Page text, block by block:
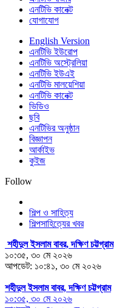
এনটিভি কানেক্ট
যোগাযোগ
English Version
এনটিভি ইউরোপ
এনটিভি অস্ট্রেলিয়া
এনটিভি ইউএই
এনটিভি মালয়েশিয়া
এনটিভি কানেক্ট
ভিডিও
ছবি
এনটিভির অনুষ্ঠান
বিজ্ঞাপন
আর্কাইভ
কুইজ
Follow
শিল্প ও সাহিত্য
শিল্পসাহিত্যের খবর
শহীদুল ইসলাম বাবর, দক্ষিণ চট্টগ্রাম
১০:৩৫, ৩০ মে ২০২৬
আপডেট: ১০:৪১, ৩০ মে ২০২৬
শহীদুল ইসলাম বাবর, দক্ষিণ চট্টগ্রাম
১০:৩৫, ৩০ মে ২০২৬